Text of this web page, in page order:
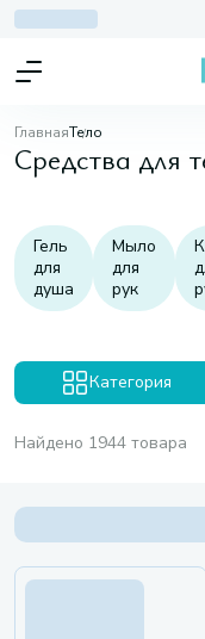
ГлавнаяТело
Средства для
Гель
для
душа
Мыло
для
рук
Категория
Найдено 1944 товара